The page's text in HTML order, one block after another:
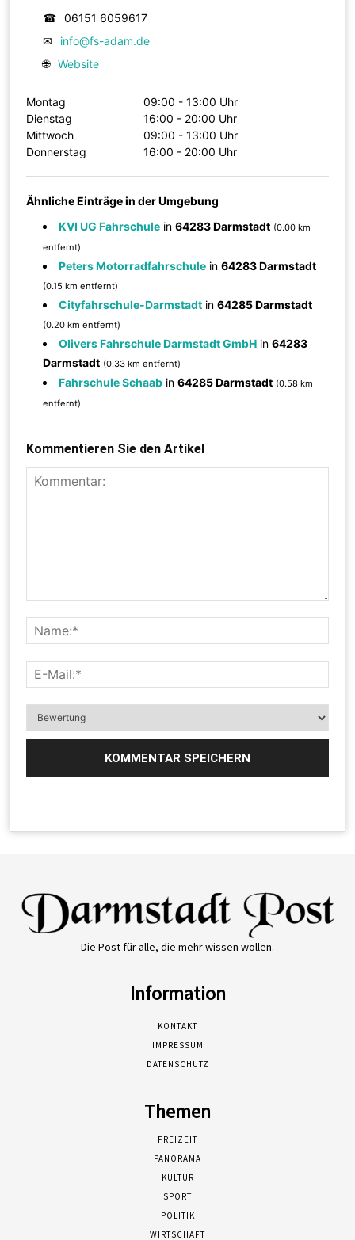
☎
06151 6059617
✉
info@fs-adam.de
🌐 Website
Montag
09:00 - 13:00 Uhr
Dienstag
16:00 - 20:00 Uhr
Mittwoch
09:00 - 13:00 Uhr
Donnerstag
16:00 - 20:00 Uhr
Ähnliche Einträge in der Umgebung
KVI UG Fahrschule in64283 Darmstadt (0.00 km
entfernt)
Peters Motorradfahrschule in64283 Darmstadt
(0.15 km entfernt)
Cityfahrschule-Darmstadt in64285 Darmstadt
(0.20 km entfernt)
Olivers Fahrschule Darmstadt GmbH in64283
Darmstadt (0.33 km entfernt)
Fahrschule Schaab in64285 Darmstadt (0.58 km
entfernt)
Kommentieren Sie den Artikel
Die Post für alle, die mehr wissen wollen.
Information
KONTAKT
IMPRESSUM
DATENSCHUTZ
Themen
FREIZEIT
PANORAMA
KULTUR
SPORT
POLITIK
WIRTSCHAFT